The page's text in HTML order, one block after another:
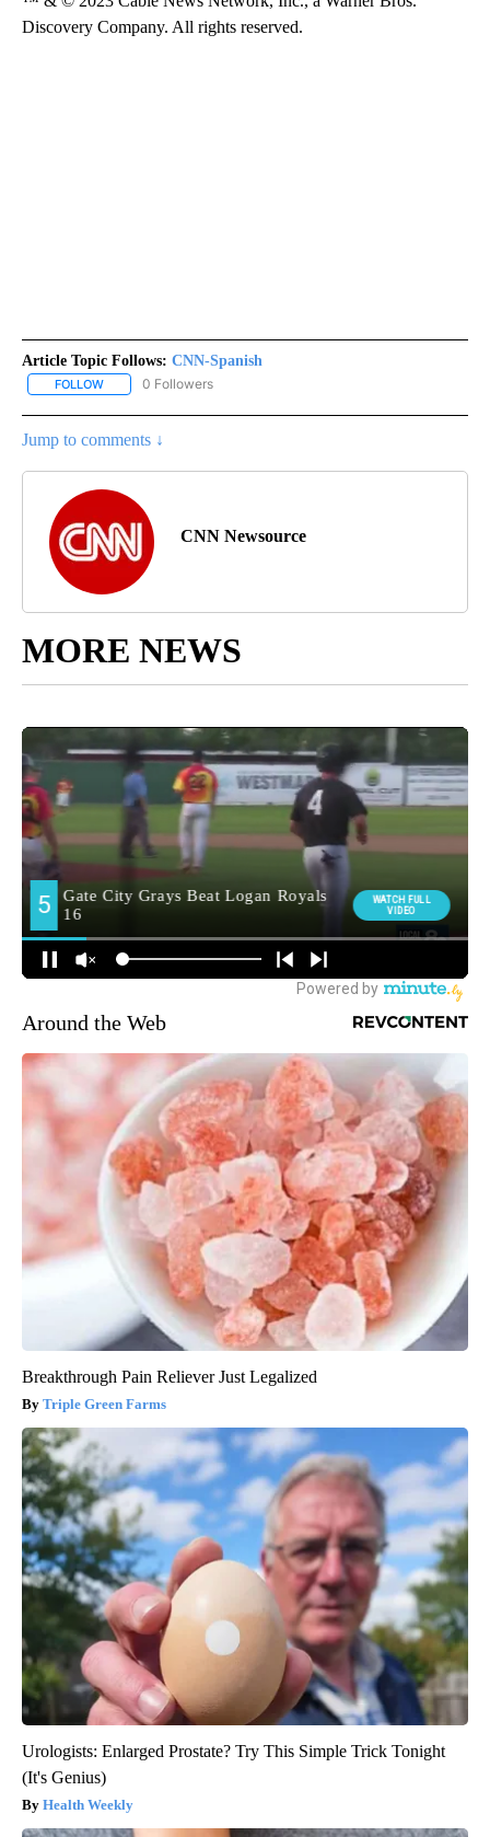
Discovery Company. All rights reserved.
Article Topic Follows: CNN-Spanish
FOLLOW FOLLOW "CNN-SPANISH" TO RECEIVE NOTIFICATIONS ABOUT
0 Followers
Jump to comments ↓
CNN Newsource
MORE NEWS
Around the Web
Breakthrough Pain Reliever Just Legalized
Triple Green Farms
Urologists: Enlarged Prostate? Try This Simple Trick Tonight
(It's Genius)
Health Weekly